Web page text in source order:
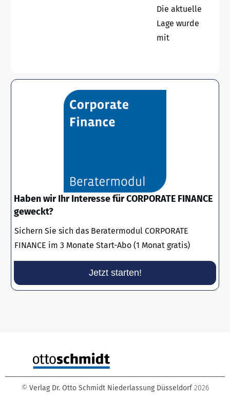
Die aktuelle
Lage wurde
mit
Haben wir Ihr Interesse für CORPORATE FINANCE
geweckt?
Sichern Sie sich das Beratermodul CORPORATE
FINANCE im 3 Monate Start-Abo (1 Monat gratis)
Jetzt starten!
© Verlag Dr. Otto Schmidt Niederlassung Düsseldorf 2026